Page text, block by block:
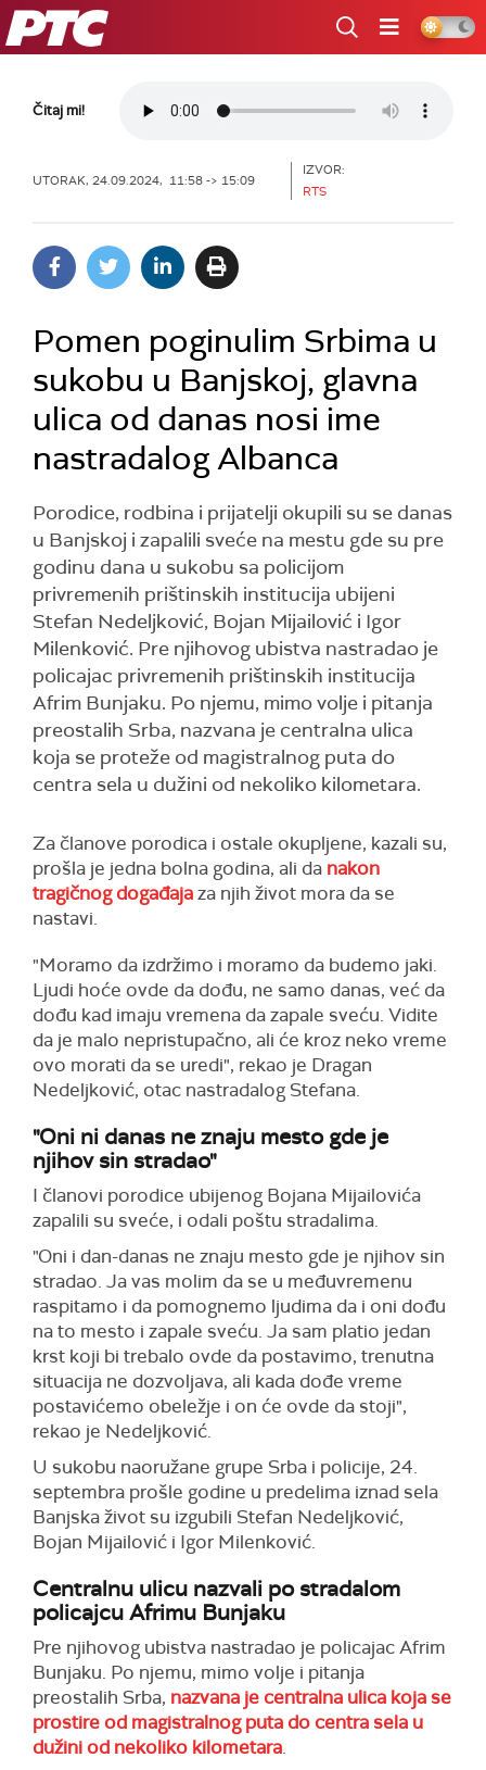
RTS
Čitaj mi!
UTORAK, 24.09.2024, 11:58 -> 15:09
IZVOR:
RTS
Pomen poginulim Srbima u
sukobu u Banjskoj, glavna
ulica od danas nosi ime
nastradalog Albanca
Porodice, rodbina i prijatelji okupili su se danas
u Banjskoj i zapalili sveće na mestu gde su pre
godinu dana u sukobu sa policijom
privremenih prištinskih institucija ubijeni
Stefan Nedeljković, Bojan Mijailović i Igor
Milenković. Pre njihovog ubistva nastradao je
policajac privremenih prištinskih institucija
Afrim Bunjaku. Po njemu, mimo volje i pitanja
preostalih Srba, nazvana je centralna ulica
koja se proteže od magistralnog puta do
centra sela u dužini od nekoliko kilometara.
Za članove porodica i ostale okupljene, kazali su,
prošla je jedna bolna godina, ali da nakon
tragičnog događajaza njih život mora da se
nastavi.
"Moramo da izdržimo i moramo da budemo jaki.
Ljudi hoće ovde da dođu, ne samo danas, već da
dođu kad imaju vremena da zapale sveću. Vidite
da je malo nepristupačno, ali će kroz neko vreme
ovo morati da se uredi", rekao je Dragan
Nedeljković, otac nastradalog Stefana.
"Oni ni danas ne znaju mesto gde je
njihov sin stradao"
I članovi porodice ubijenog Bojana Mijailovića
zapalili su sveće, i odali poštu stradalima.
"Oni i dan-danas ne znaju mesto gde je njihov sin
stradao. Ja vas molim da se u međuvremenu
raspitamo i da pomognemo ljudima da i oni dođu
na to mesto i zapale sveću. Ja sam platio jedan
krst koji bi trebalo ovde da postavimo, trenutna
situacija ne dozvoljava, ali kada dođe vreme
postavićemo obeležje i on će ovde da stoji",
rekao je Nedeljković.
U sukobu naoružane grupe Srba i policije, 24.
septembra prošle godine u predelima iznad sela
Banjska život su izgubili Stefan Nedeljković,
Bojan Mijailović i Igor Milenković.
Centralnu ulicu nazvali po stradalom
policajcu Afrimu Bunjaku
Pre njihovog ubistva nastradao je policajac Afrim
Bunjaku. Po njemu, mimo volje i pitanja
preostalih Srba, nazvana je centralna ulica koja se
prostire od magistralnog puta do centra sela u
dužini od nekoliko kilometara.